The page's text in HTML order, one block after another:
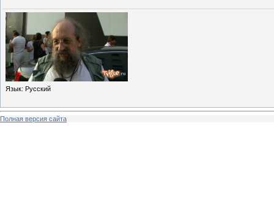
Язык: Русский
Полная версия сайта